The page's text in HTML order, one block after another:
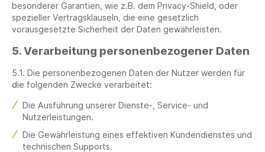
besonderer Garantien, wie z.B. dem Privacy-Shield, oder
spezieller Vertragsklauseln, die eine gesetzlich
vorausgesetzte Sicherheit der Daten gewährleisten.
5. Verarbeitung personenbezogener Daten
5.1. Die personenbezogenen Daten der Nutzer werden für
die folgenden Zwecke verarbeitet:
Die Ausführung unserer Dienste-, Service- und
Nutzerleistungen.
Die Gewährleistung eines effektiven Kundendienstes und
technischen Supports.